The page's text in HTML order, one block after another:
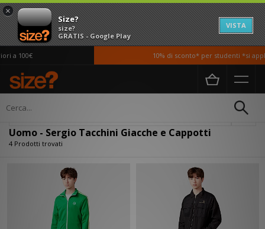
×
Size?
size?
GRATIS - Google Play
VISTA
a 100€ 10% di sconto* per studenti *si
Home Uomo
Uomo - Sergio Tacchini Giacche e Cappotti
4 Prodotti trovati